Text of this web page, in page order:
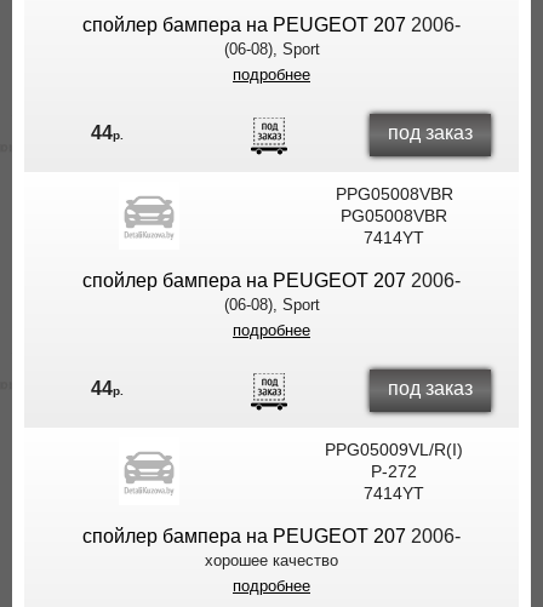
спойлер бампера на PEUGEOT 207 2006-
(06-08), Sport
подробнее
44р. под заказ
PPG05008VBR
PG05008VBR
7414YT
спойлер бампера на PEUGEOT 207 2006-
(06-08), Sport
подробнее
44р. под заказ
PPG05009VL/R(I)
P-272
7414YT
спойлер бампера на PEUGEOT 207 2006-
хорошее качество
подробнее